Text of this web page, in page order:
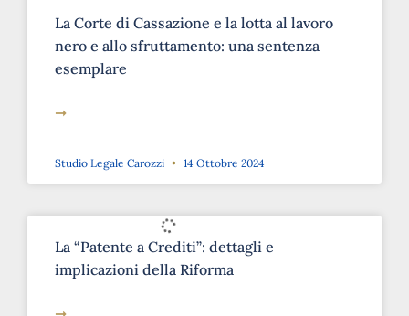
La Corte di Cassazione e la lotta al lavoro
nero e allo sfruttamento: una sentenza
esemplare
➞
Studio Legale Carozzi 14 Ottobre 2024
La “Patente a Crediti”: dettagli e
implicazioni della Riforma